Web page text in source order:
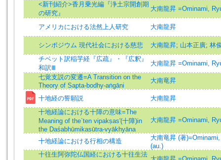
<新刊紹介>香月乗光編『浄土宗開創期
の研究』
大南龍昇 =Ominami,
アメリカにおける法然上人研究 大南龍昇
シンポジウム 現代社会における慈悲 大南龍昇; 山本正廣; 林
チベット訳稲芋経『広疏』・『広釈』
和訳Ⅲ
大南龍昇 =Ominami,
七覚支説の変遷=A Transition on the
Theory of Sapta-bodhy-aṅgāni
大南竜昇
十地経の誓願説
大南龍昇
十地経論における十障の意味=The
Meaning of the`ten vipakṣas'(十障)in
the Daśabhūmikasūtra-vyākhyāna
大南龍昇 =Ominami,
十地経論における行相の構造
大南竜昇 (著
(au.)
十往生阿弥陀仏国経における十往生法